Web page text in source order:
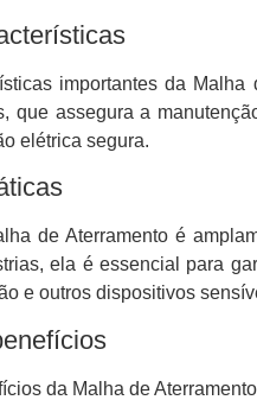
importantes da
que assegura a
elétrica segura.
de Aterramento é
ela é essencial para
e outros dispositivos
da Malha de